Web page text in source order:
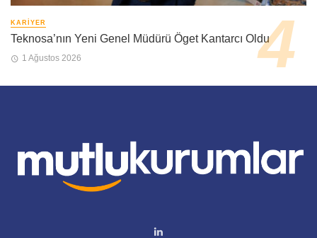
KARIYER
Teknosa’nın Yeni Genel Müdürü Öget Kantarcı Oldu
1 Ağustos 2026